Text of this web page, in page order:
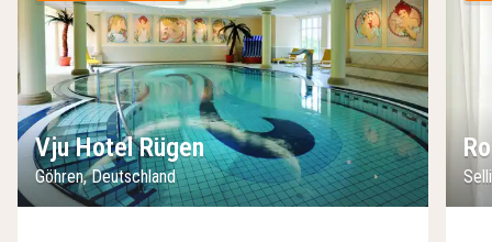
Vju Hotel Rügen
Göhren, Deutschland